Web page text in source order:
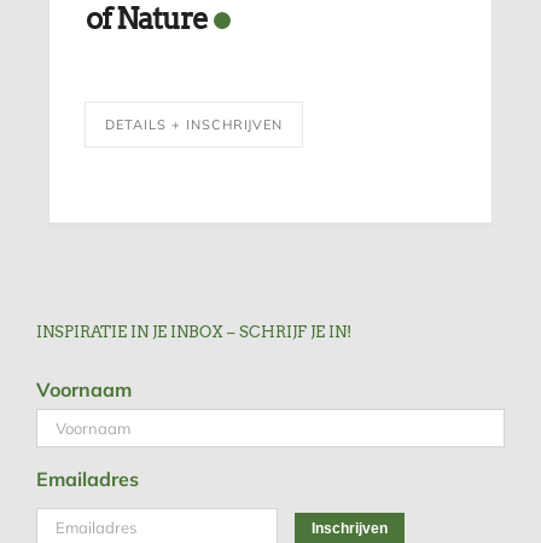
of Nature
DETAILS + INSCHRIJVEN
INSPIRATIE IN JE INBOX – SCHRIJF JE IN!
Voornaam
Emailadres